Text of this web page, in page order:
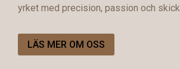
yrket med precision, passion och
LÄS MER OM OSS